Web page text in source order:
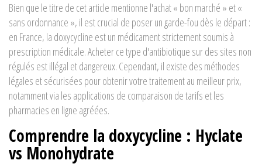
Bien que le titre de cet article mentionne l'achat « bon marché » et «
sans ordonnance », il est crucial de poser un garde-fou dès le départ :
en France, la doxycycline est un médicament strictement soumis à
prescription médicale. Acheter ce type d'antibiotique sur des sites non
régulés est illégal et dangereux. Cependant, il existe des méthodes
légales et sécurisées pour obtenir votre traitement au meilleur prix,
notamment via les applications de comparaison de tarifs et les
pharmacies en ligne agréées.
Comprendre la doxycycline : Hyclate
vs Monohydrate